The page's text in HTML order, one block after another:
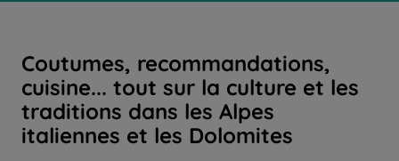
Coutumes, recommandations,
cuisine... tout sur la culture et les
traditions dans les Alpes
italiennes et les Dolomites